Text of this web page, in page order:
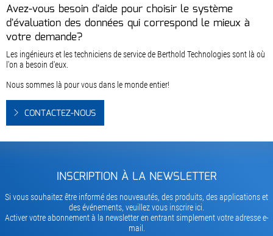
Avez-vous besoin d'aide pour choisir le système
d'évaluation des données qui correspond le mieux à
votre demande?
Les ingénieurs et les techniciens de service de Berthold Technologies sont là où
l'on a besoin d'eux.
Nous sommes là pour vous dans le monde entier!
CONTACTEZ-NOUS
INSCRIPTION À LA NEWSLETTER
Si vous souhaitez être informé des nouveautés, des produits, des applications et
des événements, veuillez vous inscrire ici.
Activer votre abonnement à la newsletter en entrant simplement votre adresse e-
mail.